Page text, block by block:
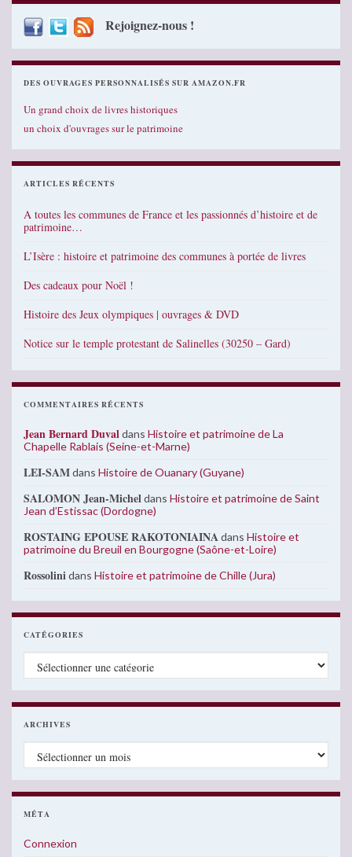
Rejoignez-nous !
DES OUVRAGES PERSONNALISÉS SUR AMAZON.FR
Un grand choix de livres historiques
un choix d'ouvrages sur le patrimoine
ARTICLES RÉCENTS
A toutes les communes de France et les passionnés d’histoire et de
patrimoine…
L’Isère : histoire et patrimoine des communes à portée de livres
Des cadeaux pour Noël !
Histoire des Jeux olympiques | ouvrages & DVD
Notice sur le temple protestant de Salinelles (30250 – Gard)
COMMENTAIRES RÉCENTS
Jean Bernard Duvaldans Histoire et patrimoine de La
Chapelle Rablais (Seine-et-Marne)
LEI-SAMdans Histoire de Ouanary (Guyane)
SALOMON Jean-Micheldans Histoire et patrimoine de Saint
Jean d’Estissac (Dordogne)
ROSTAING EPOUSE RAKOTONIAINAdans Histoire et
patrimoine du Breuil en Bourgogne (Saône-et-Loire)
Rossolinidans Histoire et patrimoine de Chille (Jura)
CATÉGORIES
Catégories
ARCHIVES
Archives
MÉTA
Connexion